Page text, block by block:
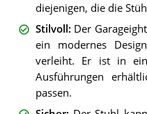
diejenigen, die die
Stilvoll: Der
ein modernes
verleiht. Er ist in
Ausführungen
passen.